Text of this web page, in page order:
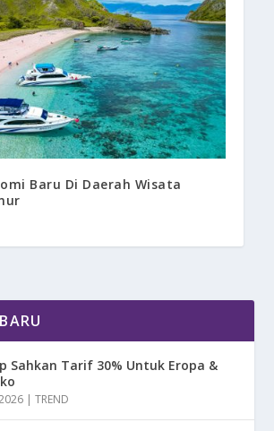
Baru Di Daerah Wisata
Sahkan Tarif 30% Untuk Eropa &
|TREND